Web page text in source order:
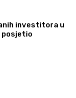
investitora u
posjetio